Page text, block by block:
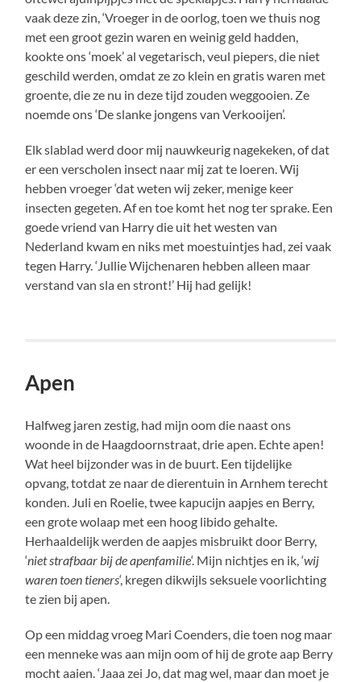
vaak deze zin, ‘Vroeger in de oorlog, toen we thuis nog
met een groot gezin waren en weinig geld hadden,
kookte ons ‘moek’ al vegetarisch, veul piepers, die niet
geschild werden, omdat ze zo klein en gratis waren met
groente, die ze nu in deze tijd zouden weggooien. Ze
noemde ons ‘De slanke jongens van Verkooijen’.
Elk slablad werd door mij nauwkeurig nagekeken, of dat
er een verscholen insect naar mij zat te loeren. Wij
hebben vroeger ‘dat weten wij zeker, menige keer
insecten gegeten. Af en toe komt het nog ter sprake. Een
goede vriend van Harry die uit het westen van
Nederland kwam en niks met moestuintjes had, zei vaak
tegen Harry. ‘Jullie Wijchenaren hebben alleen maar
verstand van sla en stront!’ Hij had gelijk!
Apen
Halfweg jaren zestig, had mijn oom die naast ons
woonde in de Haagdoornstraat, drie apen. Echte apen!
Wat heel bijzonder was in de buurt. Een tijdelijke
opvang, totdat ze naar de dierentuin in Arnhem terecht
konden. Juli en Roelie, twee kapucijn aapjes en Berry,
een grote wolaap met een hoog libido gehalte.
Herhaaldelijk werden de aapjes misbruikt door Berry,
‘niet strafbaar bij de apenfamilie‘. Mijn nichtjes en ik, ‘wij
waren toen tieners‘, kregen dikwijls seksuele voorlichting
te zien bij apen.
Op een middag vroeg Mari Coenders, die toen nog maar
een menneke was aan mijn oom of hij de grote aap Berry
mocht aaien. ‘Jaaa zei Jo, dat mag wel, maar dan moet je